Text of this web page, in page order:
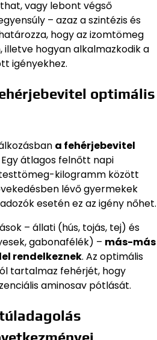
vagy lebont végső
– azaz a szintézis és
hogy az izomtömeg
illetve hogyan alkalmazkodik a
igényekhez.
optimális
a fehérjebevitel
Egy átlagos felnőtt napi
kilogramm között
lévő gyermekek
esetén ez az igény nőhet.
– állati (hús, tojás, tej) és
gabonafélék) – más-más
rendelkeznek. Az optimális
tartalmaz fehérjét, hogy
aminosav pótlását.